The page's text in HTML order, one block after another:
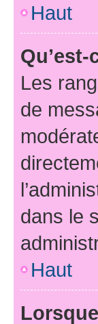
Haut
Les
de
dans le
Haut